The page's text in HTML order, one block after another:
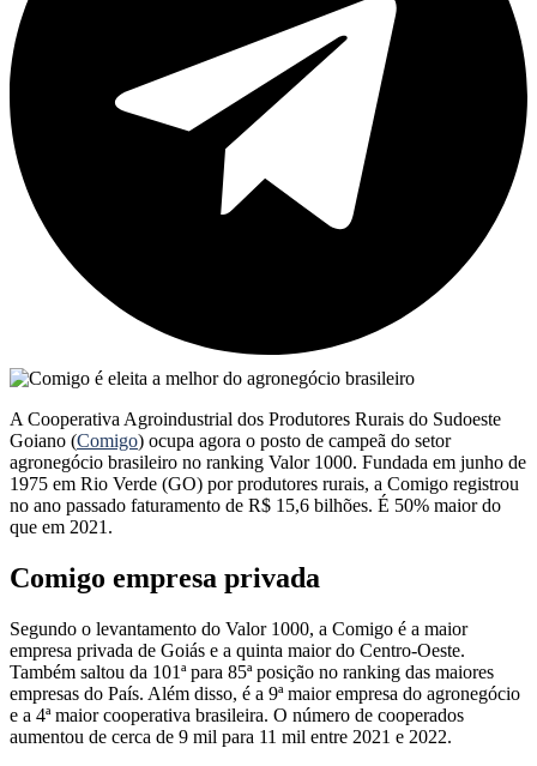
A Cooperativa Agroindustrial dos Produtores Rurais do Sudoeste
Goiano (Comigo) ocupa agora o posto de campeã do setor
agronegócio brasileiro no ranking Valor 1000. Fundada em junho de
1975 em Rio Verde (GO) por produtores rurais, a Comigo registrou
no ano passado faturamento de R$ 15,6 bilhões. É 50% maior do
que em 2021.
Comigo empresa privada
Segundo o levantamento do Valor 1000, a Comigo é a maior
empresa privada de Goiás e a quinta maior do Centro-Oeste.
Também saltou da 101ª para 85ª posição no ranking das maiores
empresas do País. Além disso, é a 9ª maior empresa do agronegócio
e a 4ª maior cooperativa brasileira. O número de cooperados
aumentou de cerca de 9 mil para 11 mil entre 2021 e 2022.